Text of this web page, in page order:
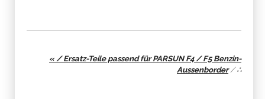
« / Ersatz-Teile passend für PARSUN F4 / F5 Benzin-
Aussenborder/∴